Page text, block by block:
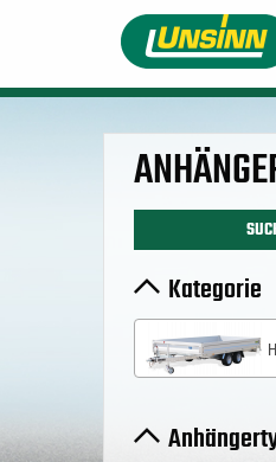
Inhalt
Kategorie